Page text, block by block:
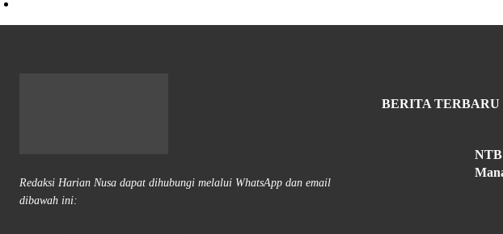
Redaksi Harian Nusa dapat dihubungi melalui WhatsApp dan email
dibawah ini:
BERITA TERBARU
NTB